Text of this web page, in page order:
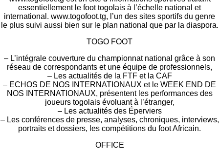
essentiellement le foot togolais à l’échelle national et
international. www.togofoot.tg, l’un des sites sportifs du genre
le plus suivi aussi bien sur le plan national que par la diaspora.
TOGO FOOT
– L’intégrale couverture du championnat national grâce à son
réseau de correspondants et une équipe de professionnels,
– Les actualités de la FTF et la CAF
– ECHOS DE NOS INTERNATIONAUX et le WEEK END DE
NOS INTERNATIONAUX, présentent les performances des
joueurs togolais évoluant à l’étranger,
– Les actualités des Éperviers
– Les conférences de presse, analyses, chroniques, interviews,
portraits et dossiers, les compétitions du foot Africain.
OFFICE